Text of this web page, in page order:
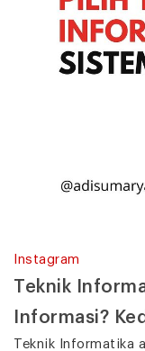
Instagram
Teknik
Informasi?
Teknik Informatika